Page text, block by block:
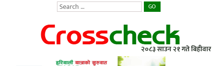
GO
२०८३ साउन २१ गते बिहीवार